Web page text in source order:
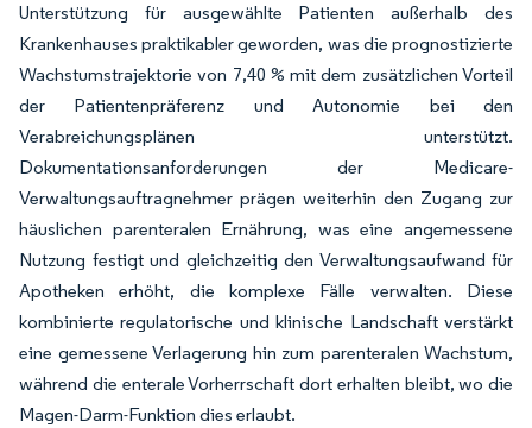
Unterstützung für ausgewählte Patienten außerhalb des
Krankenhauses praktikabler geworden, was die prognostizierte
Wachstumstrajektorie von 7,40 % mit dem zusätzlichen Vorteil
der Patientenpräferenz und Autonomie bei den
Verabreichungsplänen unterstützt.
Dokumentationsanforderungen der Medicare-
Verwaltungsauftragnehmer prägen weiterhin den Zugang zur
häuslichen parenteralen Ernährung, was eine angemessene
Nutzung festigt und gleichzeitig den Verwaltungsaufwand für
Apotheken erhöht, die komplexe Fälle verwalten. Diese
kombinierte regulatorische und klinische Landschaft verstärkt
eine gemessene Verlagerung hin zum parenteralen Wachstum,
während die enterale Vorherrschaft dort erhalten bleibt, wo die
Magen-Darm-Funktion dies erlaubt.